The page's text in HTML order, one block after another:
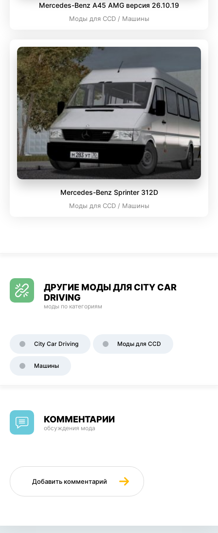
Mercedes-Benz A45 AMG версия 26.10.19
Моды для CCD / Машины
Mercedes-Benz Sprinter 312D
Моды для CCD / Машины
ДРУГИЕ МОДЫ ДЛЯ CITY CAR
DRIVING
моды по категориям
City Car Driving Моды для CCD
Машины
КОММЕНТАРИИ
обсуждения мода
Добавить комментарий